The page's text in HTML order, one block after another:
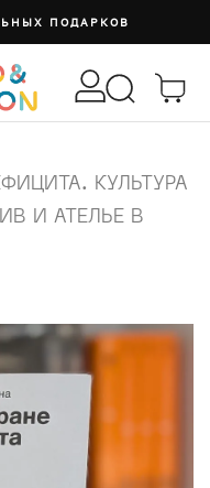
ПОДАРКОВ
КУЛЬТУРА
И АТЕЛЬЕ В